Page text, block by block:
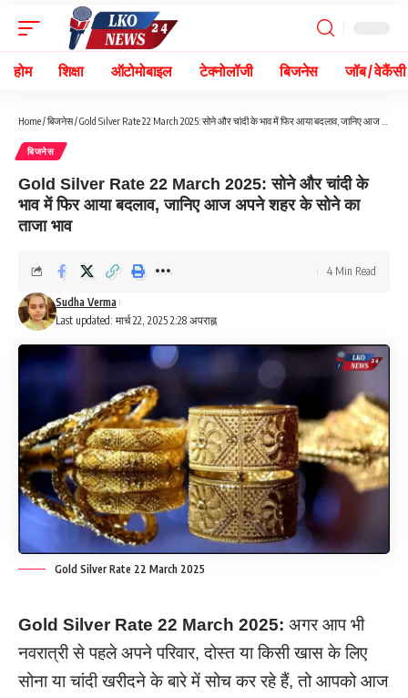
होम शिक्षा ऑटोमोबाइल टेक्नोलॉजी बिजनेस जॉब / वेकैंसी
Home/बिजनेस/Gold Silver Rate 22 March 2025: सोने और चांदी के भाव में फिर आया बदलाव, जानिए आज अपने शहर के सोने का ताजा भाव
बिजनेस
Gold Silver Rate 22 March 2025: सोने और चांदी के
भाव में फिर आया बदलाव, जानिए आज अपने शहर के सोने का
ताजा भाव
Last updated: मार्च 22, 2025 2:28 अपराह्न
Sudha Verma
4 Min Read
Gold Silver Rate 22 March 2025
Gold Silver Rate 22 March 2025: अगर आप भी
नवरात्री से पहले अपने परिवार, दोस्त या किसी खास के लिए
सोना या चांदी खरीदने के बारे में सोच कर रहे हैं, तो आपको आज